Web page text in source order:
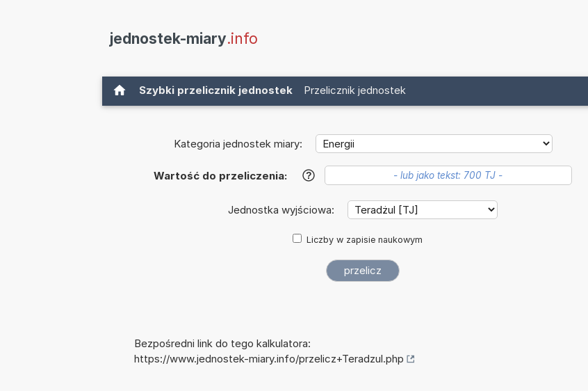
jednostek-miary.info
Szybki przelicznik jednostek Przelicznik jednostek
Kategoria jednostek miary:
Wartość do przeliczenia: ?
Jednostka wyjściowa:
Liczby w zapisie naukowym
Bezpośredni link do tego kalkulatora:
https://www.jednostek-miary.info/przelicz+Teradzul.php